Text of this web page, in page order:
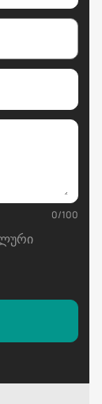
0/100